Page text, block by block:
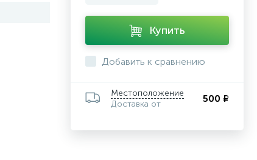
Купить
Добавить к сравнению
Местоположение
Доставка от
500 ₽